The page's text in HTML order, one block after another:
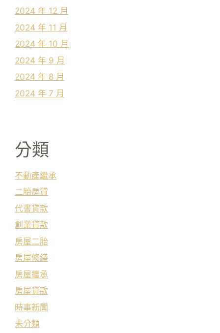
2024 年 12 月
2024 年 11 月
2024 年 10 月
2024 年 9 月
2024 年 8 月
2024 年 7 月
分類
不動產繼承
二胎房貸
代書貸款
創業貸款
房屋二胎
房屋修繕
房屋繼承
房屋貸款
時事新聞
未分類